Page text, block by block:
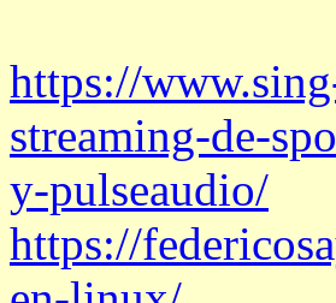
https://
streaming-de-
y-pulseaudio/
https://